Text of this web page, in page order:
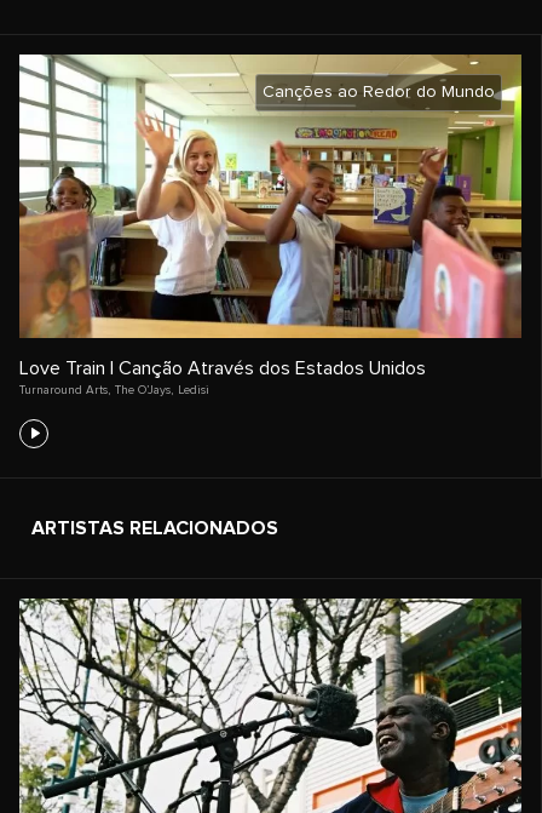
Canções ao Redor do Mundo
Love Train | Canção Através dos Estados Unidos
Turnaround Arts The O’Jays Ledisi
ARTISTAS RELACIONADOS